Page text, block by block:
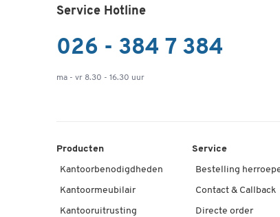
Service Hotline
026 - 384 7 384
ma - vr 8.30 - 16.30 uur
Producten
Kantoorbenodigdheden
Kantoormeubilair
Kantooruitrusting
Service
Bestelling
Contact & Callback
Directe order